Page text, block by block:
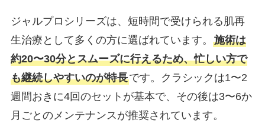
ジャルプロシリーズは、短時間で受けられる肌再
生治療として多くの方に選ばれています。 施術は
約20〜30分とスムーズに行えるため、忙しい方で
も継続しやすいのが特長です。クラシックは1〜2
週間おきに4回のセットが基本で、その後は3〜6か
月ごとのメンテナンスが推奨されています。